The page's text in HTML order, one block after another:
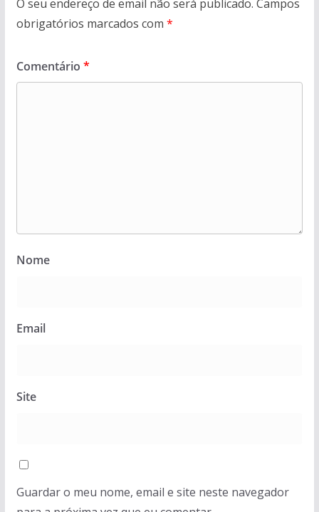
O seu endereço de email não será publicado. Campos
obrigatórios marcados com *
Comentário *
Nome
Email
Site
Guardar o meu nome, email e site neste navegador